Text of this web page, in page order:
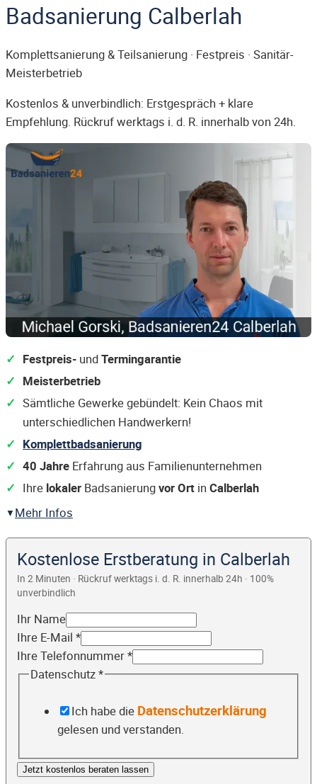
Badsanierung Calberlah
Komplettsanierung & Teilsanierung · Festpreis · Sanitär-
Meisterbetrieb
Kostenlos & unverbindlich: Erstgespräch + klare
Empfehlung. Rückruf werktags i. d. R. innerhalb von 24h.
Festpreis- undTermingarantie
Meisterbetrieb
Sämtliche Gewerke gebündelt: Kein Chaos mit
unterschiedlichen Handwerkern!
Komplettbadsanierung
40 Jahre Erfahrung aus Familienunternehmen
Ihre lokaler Badsanierungvor Ort in Calberlah
Mehr Infos
Kostenlose Erstberatung in Calberlah
In 2 Minuten · Rückruf werktags i. d. R. innerhalb 24h · 100%
unverbindlich
Ihr Name
Ihre E-Mail *
Ihre Telefonnummer*
Datenschutz*
Ich habe die Datenschutzerklärung
gelesen und verstanden.
Jetzt kostenlos beraten lassen